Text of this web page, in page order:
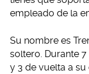
empleado de la
Su nombre es
soltero. Durante
y 3 de vuelta a su